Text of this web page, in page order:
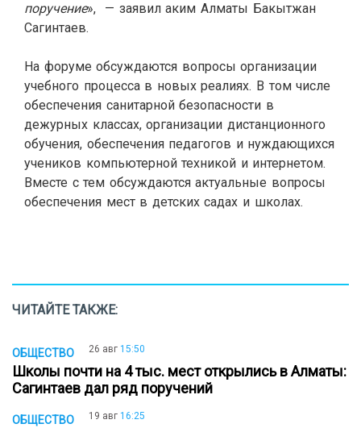
поручение»,
— заявил аким Алматы Бакытжан
Сагинтаев.
На форуме обсуждаются вопросы организации
учебного процесса в новых реалиях. В том числе
обеспечения санитарной безопасности в
дежурных классах, организации дистанционного
обучения, обеспечения педагогов и нуждающихся
учеников компьютерной техникой и интернетом.
Вместе с тем обсуждаются актуальные вопросы
обеспечения мест в детских садах и школах.
ЧИТАЙТЕ ТАКЖЕ:
ОБЩЕСТВО 26 авг 15:50
Школы почти на 4 тыс. мест открылись в Алматы:
Сагинтаев дал ряд поручений
ОБЩЕСТВО 19 авг 16:25